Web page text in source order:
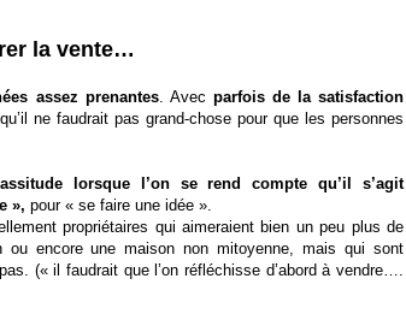
la vente…
assez prenantes. Avec parfois de la satisfaction
ne faudrait pas grand-chose pour que les personnes
lorsque l’on se rend compte qu’il s’agit
», pour « se faire une idée ».
propriétaires qui aimeraient bien un peu plus de
ou encore une maison non mitoyenne, mais qui sont
(« il faudrait que l’on réfléchisse d’abord à vendre….